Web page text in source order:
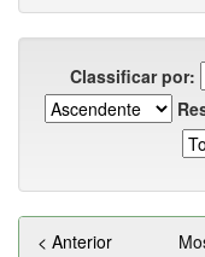
Classificar por:
< Anterior